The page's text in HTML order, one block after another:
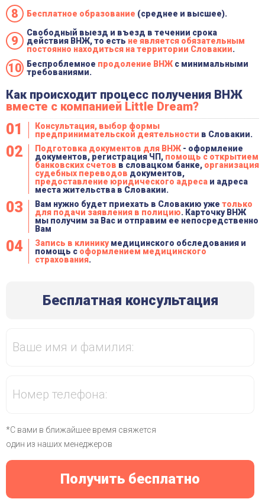
Оставьте заявку!
*С вами в ближайшее время свяжется один из наших
менеджеров
Бесплатное образование (среднее и высшее).
Свободный выезд и въезд в течении срока
действия ВНЖ, то есть не является обязательным
постоянно находиться на территории Словакии.
Беспроблемное продоление ВНЖ с минимальными
требованиями.
Как происходит процесс получения ВНЖ
вместе с компанией Little Dream?
Консультация, выбор формы
предпринимательской деятельности в Словакии.
Подготовка документов для ВНЖ - оформление
документов, регистрация ЧП, помощь с открытием
банковских счетов в словацком банке, организация
судебных переводов документов,
предоставление юридического адреса и адреса
места жительства в Словакии.
Вам нужно будет приехать в Словакию уже только
для подачи заявления в полицию. Карточку ВНЖ
мы получим за Вас и отправим ее непосредственно
Вам
Запись в клиникумедицинского обследования и
помощь с оформлением медицинского
страхования.
Бесплатная консультация
*С вами в ближайшее время свяжется
один из наших менеджеров